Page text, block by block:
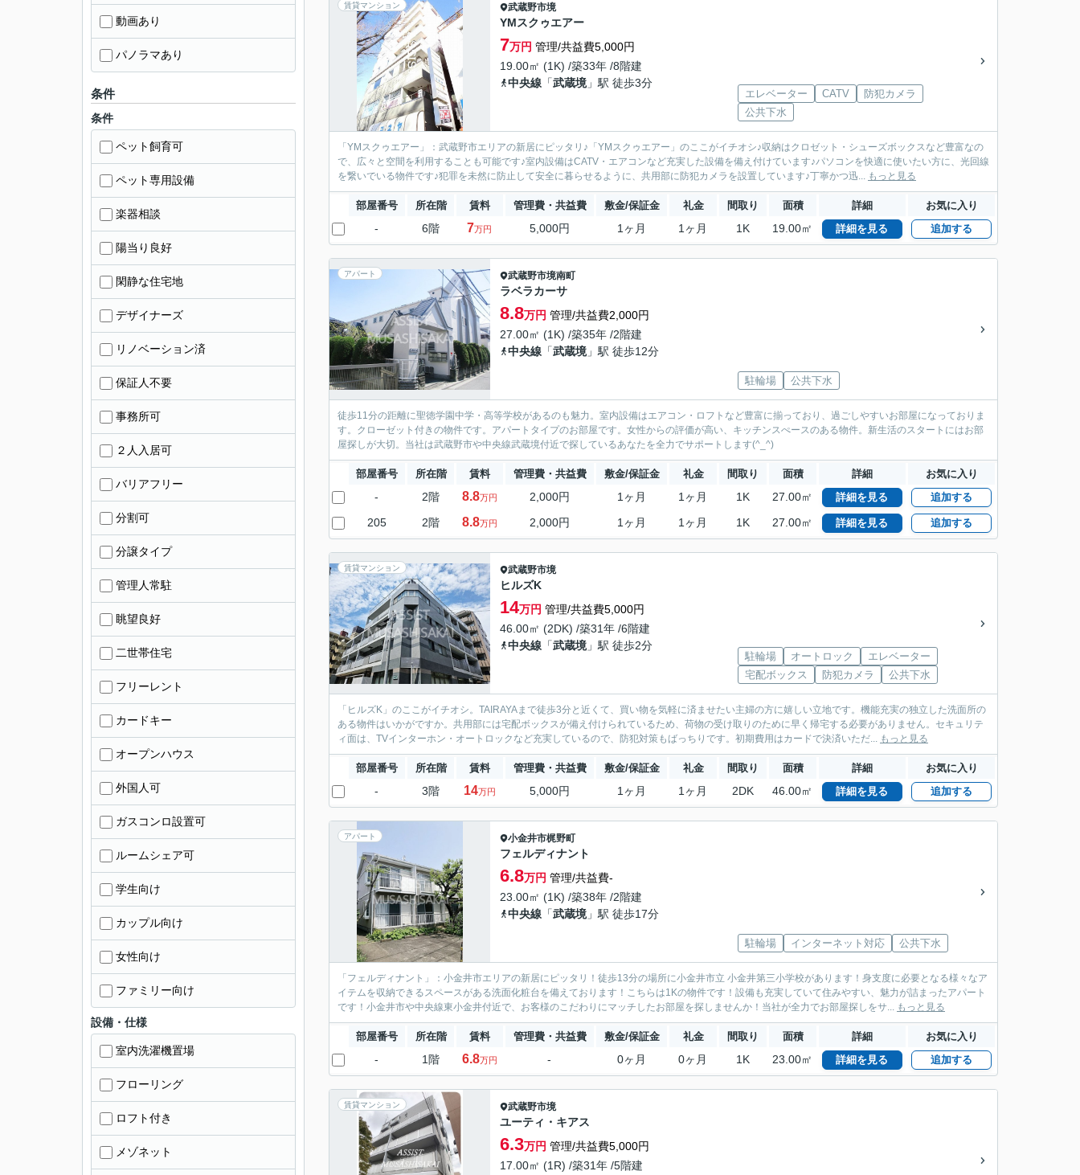
賃貸マンション 武蔵野市境
YMスクゥエアー
7万円 管理/共益費5,000円
19.00㎡ (1K) /築33年 /8階建
中央線 「武蔵境」駅 徒歩3分
エレベーター CATV
防犯カメラ
公共下水
「YMスクゥエアー」：武蔵野市エリアの新居にピッタリ♪「YMスクゥエアー」のここがイチオシ♪収納はクロゼット・シューズボックスなど豊富なの
で、広々と空間を利用することも可能です♪室内設備はCATV・エアコンなど充実した設備を備え付けています♪パソコンを快適に使いたい方に、光回線
を繋いでいる物件です♪犯罪を未然に防止して安全に暮らせるように、共用部に防犯カメラを設置しています♪丁寧かつ迅... もっと見る
部屋番号 所在階 賃料 管理費・共益費 敷金/保証金 礼金 間取り 面積 詳細 お気に入り
- 6階 7万円 5,000円 1ヶ月 1ヶ月 1K 19.00㎡ 詳細を見る 追加する
アパート 武蔵野市境南町
ラベラカーサ
8.8万円 管理/共益費2,000円
27.00㎡ (1K) /築35年 /2階建
中央線 「武蔵境」駅 徒歩12分
駐輪場 公共下水
徒歩11分の距離に聖徳学園中学・高等学校があるのも魅力。室内設備はエアコン・ロフトなど豊富に揃っており、過ごしやすいお部屋になっておりま
す。クローゼット付きの物件です。アパートタイプのお部屋です。女性からの評価が高い、キッチンスぺースのある物件。新生活のスタートにはお部
屋探しが大切。当社は武蔵野市や中央線武蔵境付近で探しているあなたを全力でサポートします(^_^)
部屋番号 所在階 賃料 管理費・共益費 敷金/保証金 礼金 間取り 面積 詳細 お気に入り
- 2階 8.8万円 2,000円 1ヶ月 1ヶ月 1K 27.00㎡ 詳細を見る 追加する
205 2階 8.8万円 2,000円 1ヶ月 1ヶ月 1K 27.00㎡ 詳細を見る 追加する
賃貸マンション 武蔵野市境
ヒルズK
14万円 管理/共益費5,000円
46.00㎡ (2DK) /築31年 /6階建
中央線 「武蔵境」駅 徒歩2分
駐輪場 オートロック
エレベーター
宅配ボックス
防犯カメラ 公共下水
「ヒルズK」のここがイチオシ。TAIRAYAまで徒歩3分と近くて、買い物を気軽に済ませたい主婦の方に嬉しい立地です。機能充実の独立した洗面所の
ある物件はいかがですか。共用部には宅配ボックスが備え付けられているため、荷物の受け取りのために早く帰宅する必要がありません。セキュリテ
ィ面は、TVインターホン・オートロックなど充実しているので、防犯対策もばっちりです。初期費用はカードで決済いただ... もっと見る
部屋番号 所在階 賃料 管理費・共益費 敷金/保証金 礼金 間取り 面積 詳細 お気に入り
- 3階 14万円 5,000円 1ヶ月 1ヶ月 2DK 46.00㎡ 詳細を見る 追加する
アパート 小金井市梶野町
フェルディナント
6.8万円 管理/共益費-
23.00㎡ (1K) /築38年 /2階建
中央線 「武蔵境」駅 徒歩17分
駐輪場 インターネット対応 公共下水
「フェルディナント」：小金井市エリアの新居にピッタリ！徒歩13分の場所に小金井市立 小金井第三小学校があります！身支度に必要となる様々なア
イテムを収納できるスペースがある洗面化粧台を備えております！こちらは1Kの物件です！設備も充実していて住みやすい、魅力が詰まったアパート
です！小金井市や中央線東小金井付近で、お客様のこだわりにマッチしたお部屋を探しませんか！当社が全力でお部屋探しをサ... もっと見る
部屋番号 所在階 賃料 管理費・共益費 敷金/保証金 礼金 間取り 面積 詳細 お気に入り
- 1階 6.8万円 - 0ヶ月 0ヶ月 1K 23.00㎡ 詳細を見る 追加する
賃貸マンション 武蔵野市境
ユーティ・キアス
6.3万円 管理/共益費5,000円
17.00㎡ (1R) /築31年 /5階建
動画あり
パノラマあり
条件
条件
ペット飼育可
ペット専用設備
楽器相談
陽当り良好
閑静な住宅地
デザイナーズ
リノベーション済
保証人不要
事務所可
２人入居可
バリアフリー
分割可
分譲タイプ
管理人常駐
眺望良好
二世帯住宅
フリーレント
カードキー
オープンハウス
外国人可
ガスコンロ設置可
ルームシェア可
学生向け
カップル向け
女性向け
ファミリー向け
設備・仕様
室内洗濯機置場
フローリング
ロフト付き
メゾネット